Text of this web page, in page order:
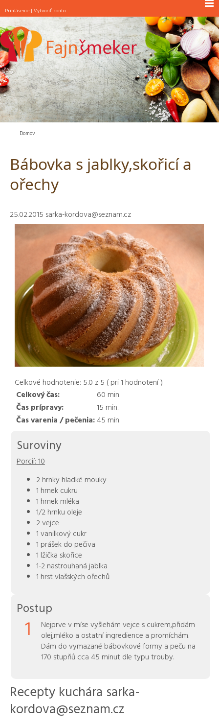
Prihlásenie | Vytvoriť konto
NOVINKY
RAŇAJKY
POLIEVKY
JEDLÁ S MÄSOM
JEDLÁ BEZ MÄSA
ŠALÁTY
INÉ
Domov
Bábovka s jablky,skořicí a
ořechy
25.02.2015 sarka-kordova@seznam.cz
Celkové hodnotenie: 5.0 z 5 ( pri1 hodnotení )
Celkový čas:
60 min.
Čas prípravy:
15 min.
Čas varenia / pečenia: 45 min.
Suroviny
Porcií: 10
2 hrnky hladké mouky
1 hrnek cukru
1 hrnek mléka
1/2 hrnku oleje
2 vejce
1 vanilkový cukr
1 prášek do pečiva
1 lžička skořice
1-2 nastrouhaná jablka
1 hrst vlašských ořechů
Postup
1
Nejprve v míse vyšlehám vejce s cukrem,přidám
olej,mléko a ostatní ingredience a promíchám.
Dám do vymazané bábovkové formy a peču na
170 stupňů cca 45 minut dle typu trouby.
Recepty kuchára sarka-
kordova@seznam.cz